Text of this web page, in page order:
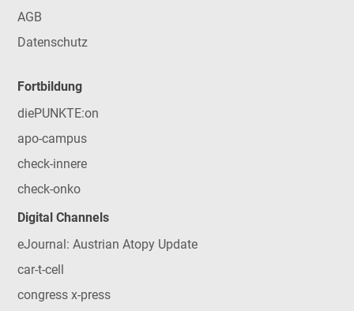
AGB
Datenschutz
Fortbildung
diePUNKTE:on
apo-campus
check-innere
check-onko
Digital Channels
eJournal: Austrian Atopy Update
car-t-cell
congress x-press